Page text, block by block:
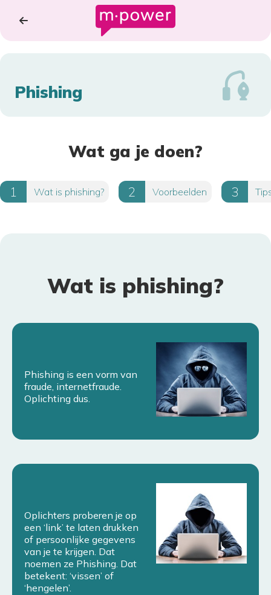
Phishing
Wat ga je doen?
Wat is phishing? Voorbeelden
Wat is phishing?
Phishing is een vorm van
fraude, internetfraude.
Oplichting dus.
Oplichters proberen je op
een ‘link’ te laten drukken
of persoonlijke gegevens
van je te krijgen. Dat
noemen ze Phishing. Dat
betekent: ‘vissen’ of
‘hengelen’.